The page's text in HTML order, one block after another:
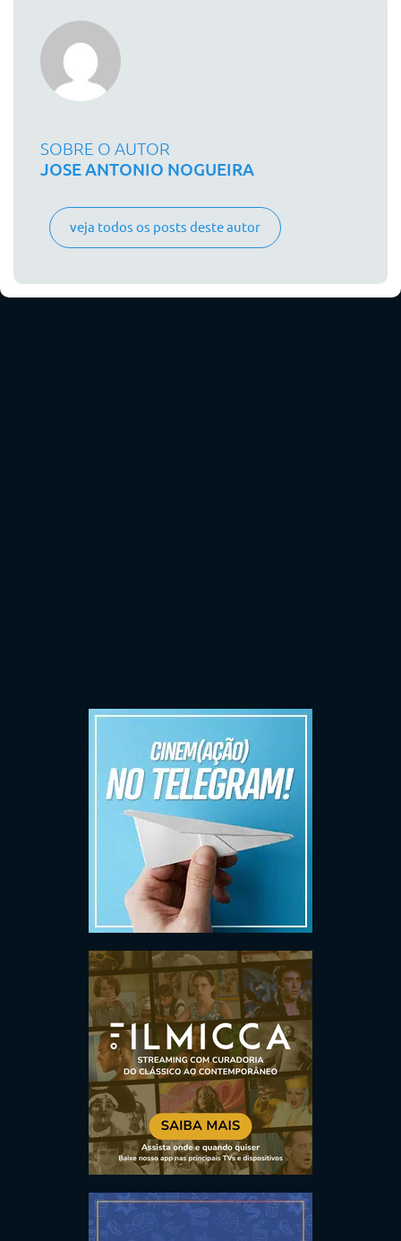
SOBRE O AUTOR
JOSE ANTONIO NOGUEIRA
veja todos os posts deste autor